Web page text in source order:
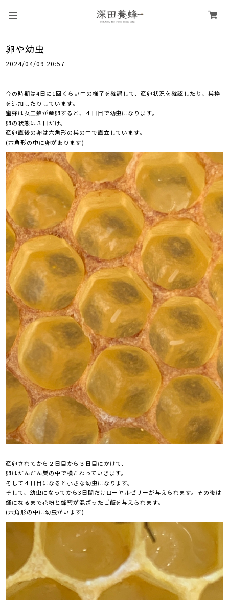
卵や幼虫
2024/04/09 20:57
今の時期は4日に1回くらい中の様子を確認して、産卵状況を確認したり、巣枠
を追加したりしています。
蜜蜂は女王蜂が産卵すると、４日目で幼虫になります。
卵の状態は３日だけ。
産卵直後の卵は六角形の巣の中で直立しています。
(六角形の中に卵があります)
産卵されてから２日目から３日目にかけて、
卵はだんだん巣の中で横たわっていきます。
そして４日目になると小さな幼虫になります。
そして、幼虫になってから3日間だけローヤルゼリーが与えられます。 その後は
蛹になるまで花粉と蜂蜜が混ざったご飯を与えられます。
(六角形の中に幼虫がいます)